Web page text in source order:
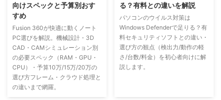
向けスペックと予算別おす
すめ
Fusion 360が快適に動くノート
PC選びを解説。機械設計・3D
CAD・CAMシミュレーション別
の必要スペック（RAM・GPU・
CPU）・予算10万/15万/20万の
選び方フレーム・クラウド処理と
の違いまで網羅。
る？有料との違いを解説
パソコンのウイルス対策は
Windows Defenderで足りる？有
料セキュリティソフトとの違い・
選び方の観点（検出力/動作の軽
さ/台数/料金）を初心者向けに解
説します。